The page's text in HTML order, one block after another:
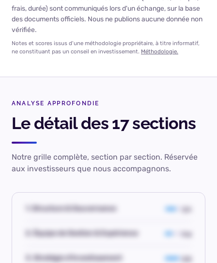
frais, durée) sont communiqués lors d'un échange, sur la base
des documents officiels. Nous ne publions aucune donnée non
vérifiée.
Notes et scores issus d'une méthodologie propriétaire, à titre informatif,
ne constituant pas un conseil en investissement. Méthodologie.
ANALYSE APPROFONDIE
Le détail des 17 sections
Notre grille complète, section par section. Réservée
aux investisseurs que nous accompagnons.
1. Structure & Gouvernance
2. Équipe de Gestion & Expérience 2.4
3. Stratégie d'Investissement 3.5